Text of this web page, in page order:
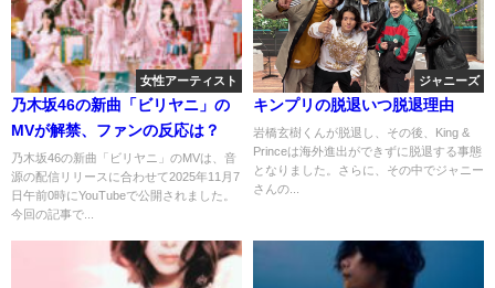
女性アーティスト
乃木坂46の新曲「ビリヤニ」の
MVが解禁、ファンの反応は？
乃木坂46の新曲「ビリヤニ」のMVは、音
源の配信リリースに合わせて2025年11月7
日午前0時にYouTubeで公開されました。
今回の記事で...
ジャニーズ
キンプリの脱退いつ脱退理由
岩橋玄樹くんが脱退し、その後、King &
Princeは海外進出ができずに脱退する事態
となりました。さらに、その中でジャニー
さんの...